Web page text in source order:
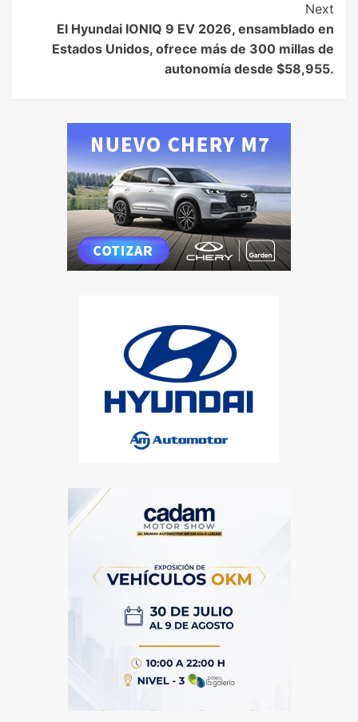
Next
El Hyundai IONIQ 9 EV 2026, ensamblado en
Estados Unidos, ofrece más de 300 millas de
autonomía desde $58,955.